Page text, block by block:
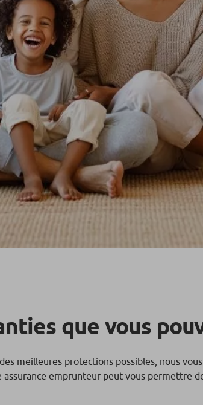
que vous
meilleures protections possibles, nous
assurance emprunteur peut vous permettre